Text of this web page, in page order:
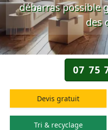
débarras possible
des
07 75
Devis gratuit
Tri & recyclage